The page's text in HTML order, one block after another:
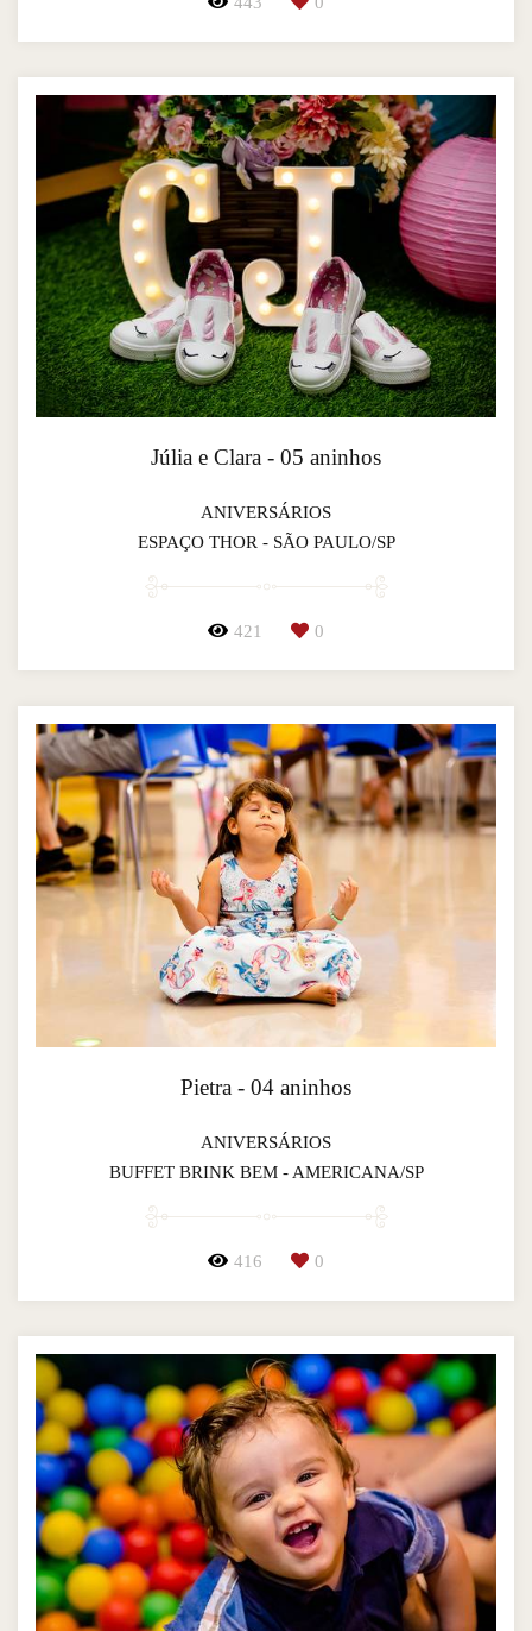
Júlia e Clara - 05 aninhos
ANIVERSÁRIOS
ESPAÇO THOR - SÃO PAULO/SP
421 0
Pietra - 04 aninhos
ANIVERSÁRIOS
BUFFET BRINK BEM - AMERICANA/SP
416 0